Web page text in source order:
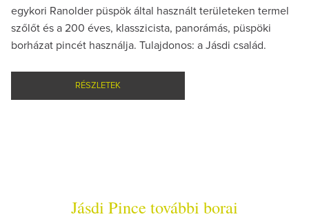
egykori Ranolder püspök által használt területeken termel
szőlőt és a 200 éves, klasszicista, panorámás, püspöki
borházat pincét használja. Tulajdonos: a Jásdi család.
RÉSZLETEK
Jásdi Pince további borai